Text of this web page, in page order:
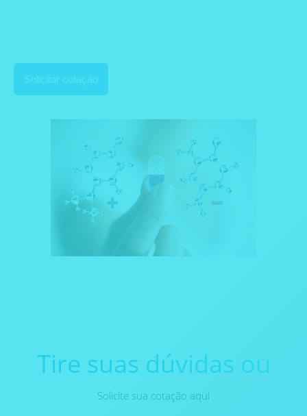
Solicitar cotação
Tire suas dúvidas ou
Solicite sua cotação aqui